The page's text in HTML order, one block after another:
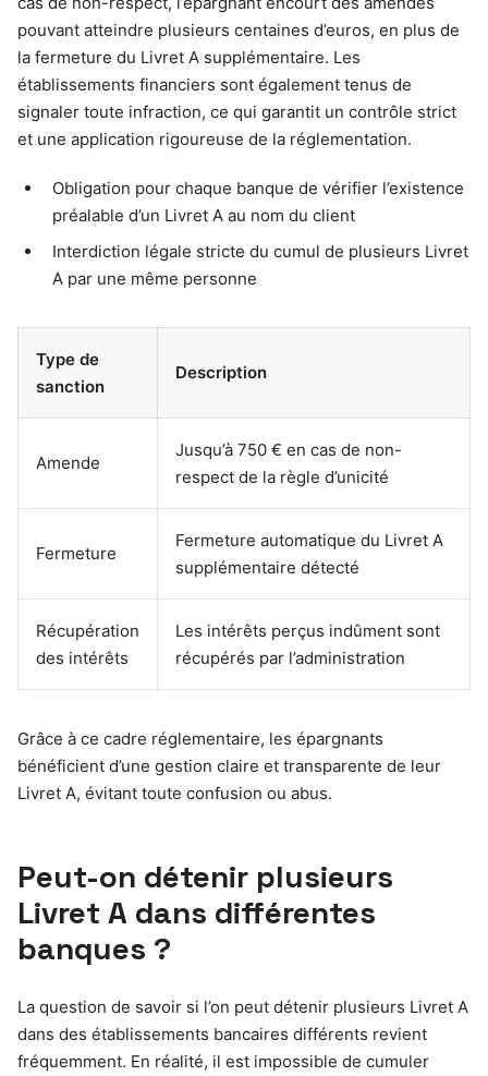
pouvant atteindre plusieurs centaines d’euros, en plus de
la fermeture du Livret A supplémentaire. Les
établissements financiers sont également tenus de
signaler toute infraction, ce qui garantit un contrôle strict
et une application rigoureuse de la réglementation.
Obligation pour chaque banque de vérifier l’existence
préalable d’un Livret A au nom du client
Interdiction légale stricte du cumul de plusieurs Livret
A par une même personne
Type de
sanction
Description
Amende
Jusqu’à 750 € en cas de non-
respect de la règle d’unicité
Fermeture
Fermeture automatique du Livret A
supplémentaire détecté
Récupération
des intérêts
Les intérêts perçus indûment sont
récupérés par l’administration
Grâce à ce cadre réglementaire, les épargnants
bénéficient d’une gestion claire et transparente de leur
Livret A, évitant toute confusion ou abus.
Peut-on détenir plusieurs
Livret A dans différentes
banques ?
La question de savoir si l’on peut détenir plusieurs Livret A
dans des établissements bancaires différents revient
fréquemment. En réalité, il est impossible de cumuler